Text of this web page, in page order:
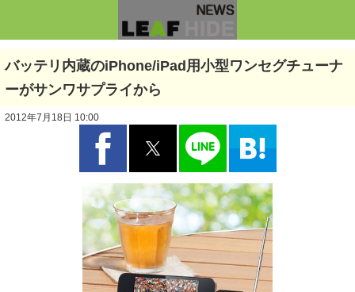
バッテリ内蔵のiPhone/iPad用小型ワンセグチューナ
ーがサンワサプライから
2012年7月18日 10:00